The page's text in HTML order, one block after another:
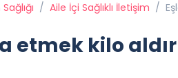
/ Aile İçi Sağlıklı İletişim /
etmek kilo